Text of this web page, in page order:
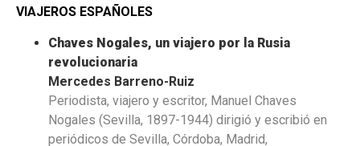
VIAJEROS ESPAÑOLES
Chaves Nogales, un viajero por la Rusia
revolucionaria
Mercedes Barreno-Ruiz
Periodista, viajero y escritor, Manuel Chaves
Nogales (Sevilla, 1897-1944) dirigió y escribió en
periódicos de Sevilla, Córdoba, Madrid,